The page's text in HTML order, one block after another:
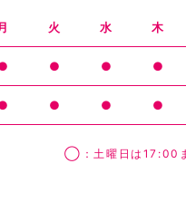
火 水 木
● ● ●
● ● ●
◯：土曜日は17:00